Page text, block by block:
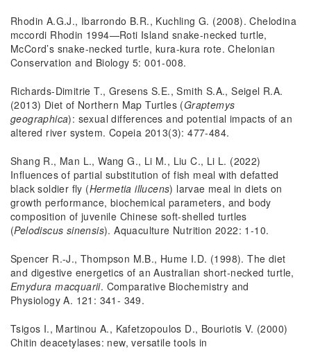
Rhodin A.G.J., Ibarrondo B.R., Kuchling G. (2008). Chelodina
mccordi Rhodin 1994—Roti Island snake-necked turtle,
McCord’s snake-necked turtle, kura-kura rote. Chelonian
Conservation and Biology 5: 001-008.
Richards-Dimitrie T., Gresens S.E., Smith S.A., Seigel R.A.
(2013) Diet of Northern Map Turtles (Graptemys
geographica): sexual differences and potential impacts of an
altered river system. Copeia 2013(3): 477-484.
Shang R., Man L., Wang G., Li M., Liu C., Li L. (2022)
Influences of partial substitution of fish meal with defatted
black soldier fly (Hermetia illucens) larvae meal in diets on
growth performance, biochemical parameters, and body
composition of juvenile Chinese soft-shelled turtles
(Pelodiscus sinensis). Aquaculture Nutrition 2022: 1-10.
Spencer R.-J., Thompson M.B., Hume I.D. (1998). The diet
and digestive energetics of an Australian short-necked turtle,
Emydura macquarii. Comparative Biochemistry and
Physiology A. 121: 341- 349.
Tsigos I., Martinou A., Kafetzopoulos D., Bouriotis V. (2000)
Chitin deacetylases: new, versatile tools in